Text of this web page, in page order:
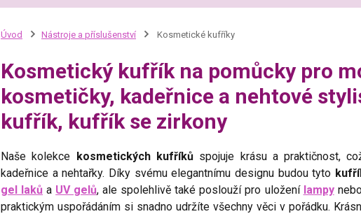
Úvod Nástroje a příslušenství Kosmetické kufříky
Kosmetický kufřík na pomůcky pro
kosmetičky, kadeřnice a nehtové
kufřík, kufřík se zirkony
Naše kolekce kosmetických kufříkůspojuje krásu a praktičnost,
kadeřnice a nehtařky. Díky svému elegantnímu designu budou tyto
gel laků a UV gelů, ale spolehlivě také poslouží pro uložení lampy
praktickým uspořádáním si snadno udržíte všechny věci v pořádku.